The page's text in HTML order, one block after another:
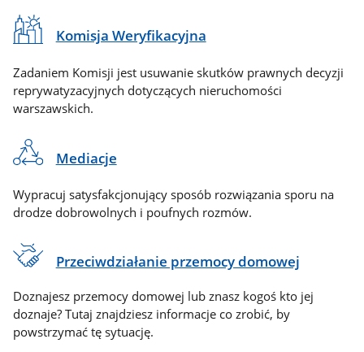
Komisja Weryfikacyjna
Zadaniem Komisji jest usuwanie skutków prawnych decyzji
reprywatyzacyjnych dotyczących nieruchomości
warszawskich.
Mediacje
Wypracuj satysfakcjonujący sposób rozwiązania sporu na
drodze dobrowolnych i poufnych rozmów.
Przeciwdziałanie przemocy domowej
Doznajesz przemocy domowej lub znasz kogoś kto jej
doznaje? Tutaj znajdziesz informacje co zrobić, by
powstrzymać tę sytuację.